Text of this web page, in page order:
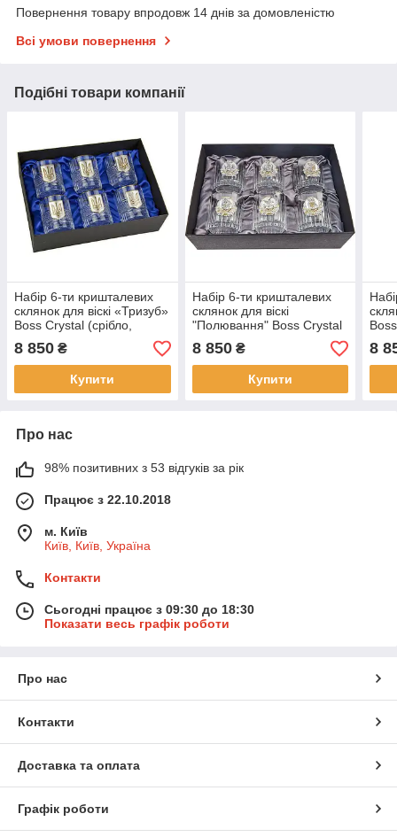
Повернення товару впродовж 14 днів за домовленістю
Всі умови повернення
Подібні товари компанії
Набір 6-ти кришталевих
склянок для віскі «Тризуб»
Boss Crystal (срібло,
золото)
8 850 ₴
Купити
Набір 6-ти кришталевих
склянок для віскі
"Полювання" Boss Crystal
(платина, срібло, золото)
8 850₴
Купити
8
Про нас
98% позитивних з 53 відгуків за рік
Працює з 22.10.2018
м. Київ
Київ, Київ, Україна
Контакти
Сьогодні працює з 09:30 до 18:30
Показати весь графік роботи
Про нас
Контакти
Доставка та оплата
Графік роботи